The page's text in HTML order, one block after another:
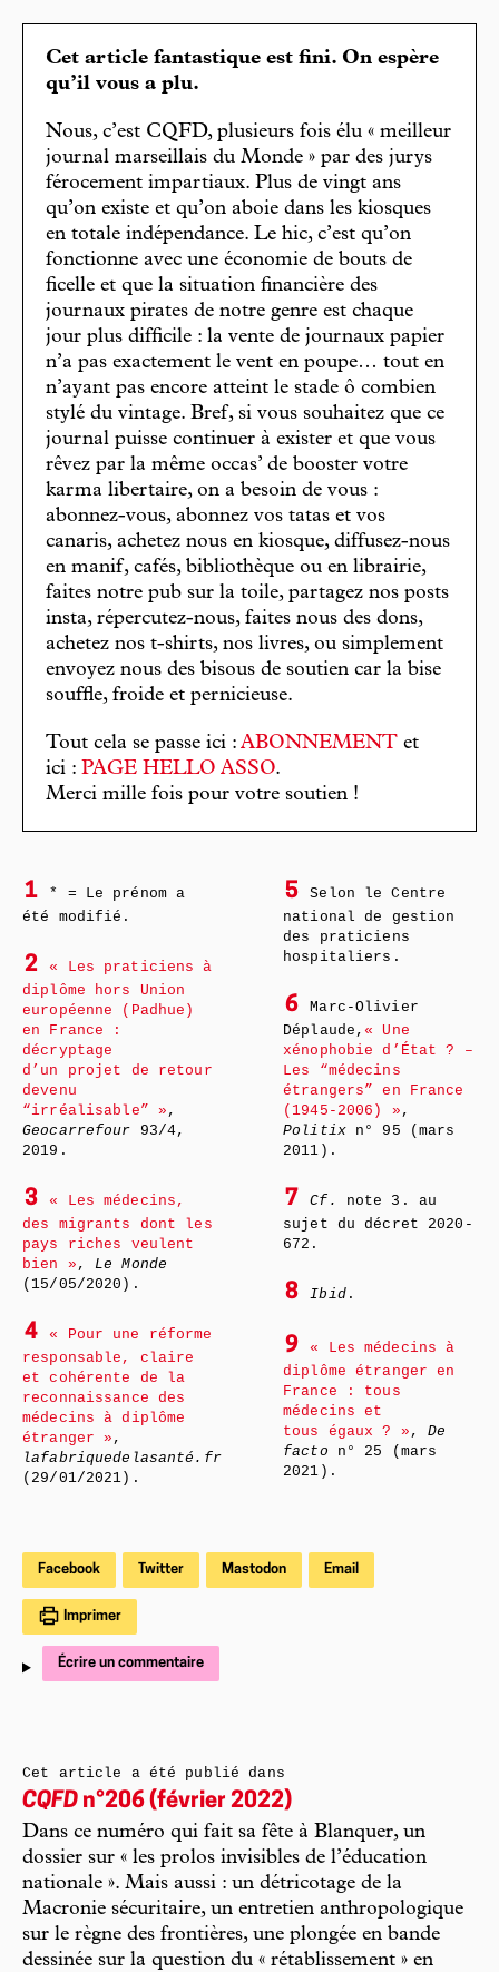
Cet article fantastique est fini. On espère
qu’il vous a plu.
Nous, c’est CQFD, plusieurs fois élu « meilleur
journal marseillais du Monde » par des jurys
férocement impartiaux. Plus de vingt ans
qu’on existe et qu’on aboie dans les kiosques
en totale indépendance. Le hic, c’est qu’on
fonctionne avec une économie de bouts de
ficelle et que la situation financière des
journaux pirates de notre genre est chaque
jour plus difficile : la vente de journaux papier
n’a pas exactement le vent en poupe… tout en
n’ayant pas encore atteint le stade ô combien
stylé du vintage. Bref, si vous souhaitez que ce
journal puisse continuer à exister et que vous
rêvez par la même occas’ de booster votre
karma libertaire, on a besoin de vous :
abonnez-vous, abonnez vos tatas et vos
canaris, achetez nous en kiosque, diffusez-nous
en manif, cafés, bibliothèque ou en librairie,
faites notre pub sur la toile, partagez nos posts
insta, répercutez-nous, faites nous des dons,
achetez nos t-shirts, nos livres, ou simplement
envoyez nous des bisous de soutien car la bise
souffle, froide et pernicieuse.
Tout cela se passe ici : ABONNEMENT et
ici : PAGE HELLO ASSO.
Merci mille fois pour votre soutien !
1
* = Le prénom a
été modifié.
2
« Les praticiens à
diplôme hors Union
européenne (Padhue)
en France :
décryptage
d’un projet de retour
devenu
“irréalisable” » ,
Geocarrefour 93/4,
2019.
3
« Les médecins,
des migrants dont les
pays riches veulent
bien » , Le Monde
(15/05/2020).
4
« Pour une réforme
responsable, claire
et cohérente de la
reconnaissance des
médecins à diplôme
étranger » ,
lafabriquedelasanté.fr
(29/01/2021).
5
Selon le Centre
national de gestion
des praticiens
hospitaliers.
6
Marc-Olivier
Déplaude,« Une
xénophobie d’État ? –
Les “médecins
étrangers” en France
(1945-2006) » ,
Politixn° 95 (mars
2011).
7 Cf.
note 3. au
sujet du décret 2020-
672.
8 Ibid.
9
« Les médecins à
diplôme étranger en
France : tous
médecins et
tous égaux ? » ,
De
facto n° 25 (mars
2021).
Facebook Twitter Mastodon Email
Imprimer
Écrire un commentaire
Cet article a été publié dans
CQFD n°206 (février 2022)
Dans ce numéro qui fait sa fête à Blanquer, un
dossier sur « les prolos invisibles de l’éducation
nationale ». Mais aussi : un détricotage de la
Macronie sécuritaire, un entretien anthropologique
sur le règne des frontières, une plongée en bande
dessinée sur la question du « rétablissement » en